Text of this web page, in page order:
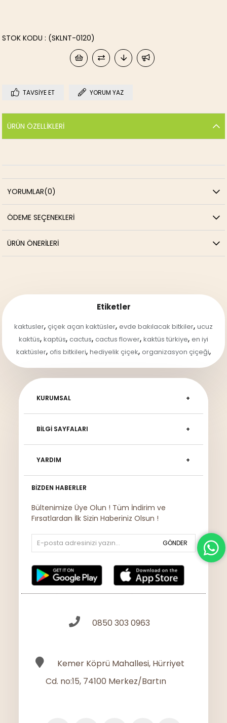
(SKLNT-0120)
STOK KODU
TAVSIYE ET YORUM YAZ
ÜRÜN ÖZELLIKLERI
YORUMLAR(0)
ÖDEME SEÇENEKLERI
ÜRÜN ÖNERILERI
Etiketler
kaktusler, çiçek açan kaktüsler, evde bakılacak bitkiler, ucuz
kaktüs, kaptüs, cactus, cactus flower, kaktüs türkiye, en iyi
kaktüsler, ofis bitkileri, hediyelik çiçek, organizasyon çiçeği,
KURUMSAL
BILGI SAYFALARI
YARDIM
BIZDEN HABERLER
Bültenimize Üye Olun ! Tüm İndirim ve
Fırsatlardan İlk Sizin Haberiniz Olsun !
GÖNDER
0850 303 0963
Kemer Köprü Mahallesi, Hürriyet
Cd. no:15, 74100 Merkez/Bartın